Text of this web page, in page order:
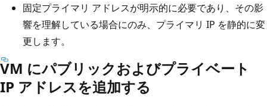
固定プライマリ アドレスが明示的に必要であり、その影
響を理解している場合にのみ、プライマリ IP を静的に変
更します。
VM にパブリックおよびプライベート
IP アドレスを追加する